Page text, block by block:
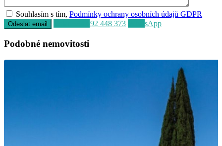
Souhlasím s tím,Podmínky ochrany osobních údajů GDPR
+34 692 448 373 WhatsApp
Podobné nemovitosti